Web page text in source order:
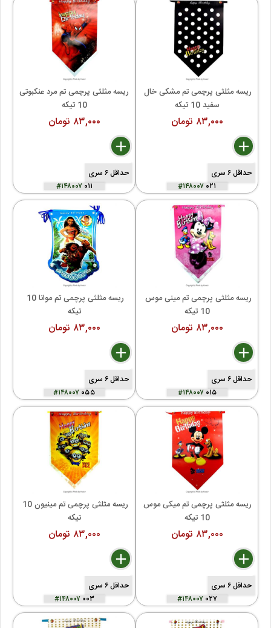
10 تیکه
۸۳,۰۰۰ تومان
delete
remove
add
حداقل ۶ سری
#۱۴۸۰۰۷۰۱۱
سفید 10 تیکه
۸۳,۰۰۰ تومان
delete
remove
add
حداقل ۶ سری
#۱۴۸۰۰۷ ۰۲۱
تیکه
۸۳,۰۰۰ تومان
delete
remove
add
حداقل ۶ سری
#۱۴۸۰۰۷ ۰۵۵
10 تیکه
۸۳,۰۰۰ تومان
delete
remove
add
حداقل ۶ سری
#۱۴۸۰۰۷۰۱۵
تیکه
۸۳,۰۰۰ تومان
delete
remove
add
حداقل ۶ سری
#۱۴۸۰۰۷۰۰۳
10 تیکه
۸۳,۰۰۰ تومان
delete
remove
add
حداقل ۶ سری
#۱۴۸۰۰۷۰۲۷